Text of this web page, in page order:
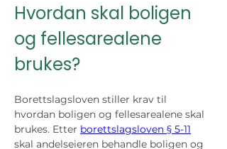
Hvordan skal boligen
og fellesarealene
brukes?
Borettslagsloven stiller krav til
hvordan boligen og fellesarealene skal
brukes. Etter borettslagsloven § 5-11
skal andelseieren behandle boligen og